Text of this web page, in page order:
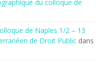
du colloque de
de Naples 1/2 – 13
de Droit Public dans